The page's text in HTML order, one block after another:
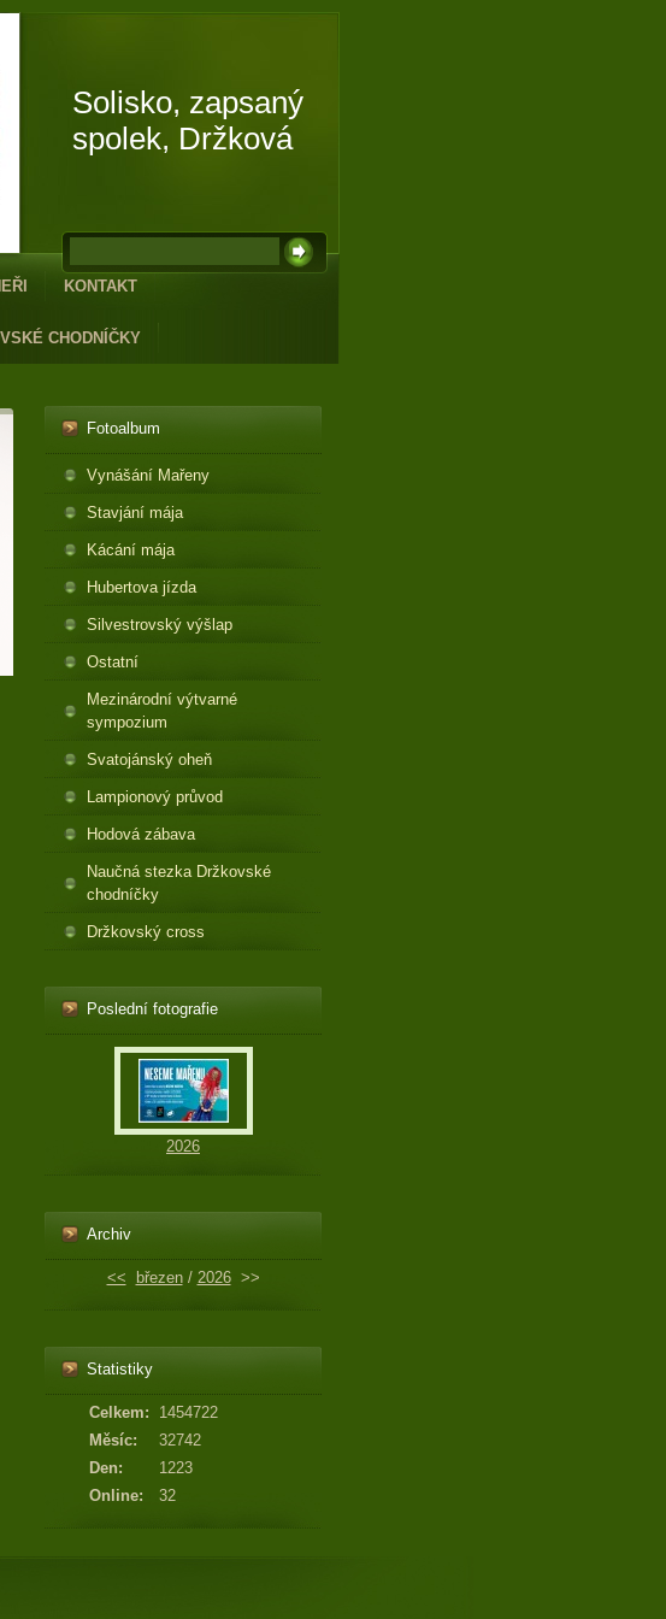
Solisko, zapsaný
spolek, Držková
KONTAKT
CHODNÍČKY
Fotoalbum
Vynášání Mařeny
Stavjání mája
Kácání mája
Hubertova jízda
Silvestrovský výšlap
Ostatní
Mezinárodní výtvarné
sympozium
Svatojánský oheň
Lampionový průvod
Hodová zábava
Naučná stezka Držkovské
chodníčky
Držkovský cross
Poslední fotografie
2026
Archiv
<< březen/ 2026 >>
Statistiky
Online: 32
Celkem:
1454722
Měsíc:
32742
Den:
1223